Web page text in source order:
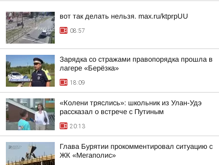
вот так делать нельзя. max.ru/ktprpUU
08:57
Зарядка со стражами правопорядка прошла в
лагере «Берёзка»
18:09
«Колени тряслись»: школьник из Улан-Удэ
рассказал о встрече с Путиным
20:13
Глава Бурятии прокомментировал ситуацию с
ЖК «Мегаполис»